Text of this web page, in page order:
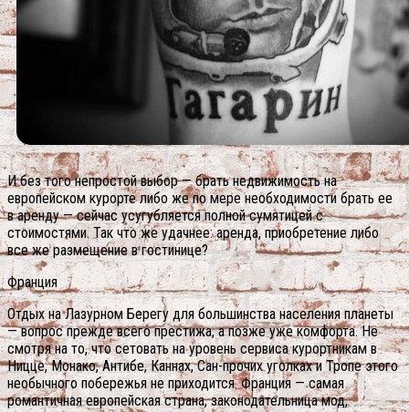
И без того непростой выбор — брать недвижимость на
европейском курорте либо же по мере необходимости брать ее
в аренду — сейчас усугубляется полной сумятицей с
стоимостями. Так что же удачнее: аренда, приобретение либо
все же размещение в гостинице?
Франция
Отдых на Лазурном Берегу для большинства населения планеты
— вопрос прежде всего престижа, а позже уже комфорта. Не
смотря на то, что сетовать на уровень сервиса курортникам в
Ницце, Монако, Антибе, Каннах, Сан-прочих уголках и Тропе этого
необычного побережья не приходится. Франция — самая
романтичная европейская страна, законодательница мод,